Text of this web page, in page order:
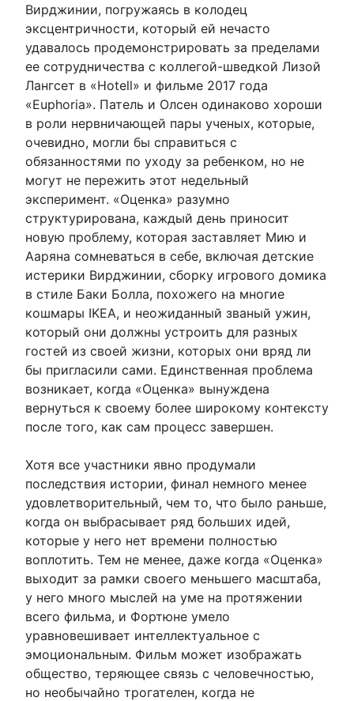
Вирджинии, погружаясь в колодец
эксцентричности, который ей нечасто
удавалось продемонстрировать за пределами
ее сотрудничества с коллегой-шведкой Лизой
Лангсет в «Hotell» и фильме 2017 года
«Euphoria». Патель и Олсен одинаково хороши
в роли нервничающей пары ученых, которые,
очевидно, могли бы справиться с
обязанностями по уходу за ребенком, но не
могут не пережить этот недельный
эксперимент. «Оценка» разумно
структурирована, каждый день приносит
новую проблему, которая заставляет Мию и
Ааряна сомневаться в себе, включая детские
истерики Вирджинии, сборку игрового домика
в стиле Баки Болла, похожего на многие
кошмары IKEA, и неожиданный званый ужин,
который они должны устроить для разных
гостей из своей жизни, которых они вряд ли
бы пригласили сами. Единственная проблема
возникает, когда «Оценка» вынуждена
вернуться к своему более широкому контексту
после того, как сам процесс завершен.
Хотя все участники явно продумали
последствия истории, финал немного менее
удовлетворительный, чем то, что было раньше,
когда он выбрасывает ряд больших идей,
которые у него нет времени полностью
воплотить. Тем не менее, даже когда «Оценка»
выходит за рамки своего меньшего масштаба,
у него много мыслей на уме на протяжении
всего фильма, и Фортюне умело
уравновешивает интеллектуальное с
эмоциональным. Фильм может изображать
общество, теряющее связь с человечностью,
но необычайно трогателен, когда не